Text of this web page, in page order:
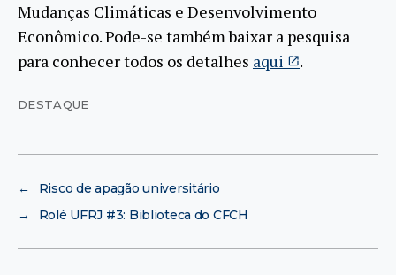
Mudanças Climáticas e Desenvolvimento
Econômico. Pode-se também baixar a pesquisa
para conhecer todos os detalhes aqui .
DESTAQUE
←
Risco de apagão universitário
→
Rolé UFRJ #3: Biblioteca do CFCH